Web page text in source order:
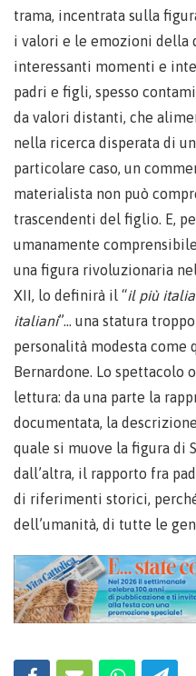
trama, incentrata sulla
i valori e le emozioni della
interessanti momenti e
padri e figli, spesso
da valori distanti, che
nella ricerca disperata di
particolare caso, un
materialista non può
trascendenti del figlio. E,
umanamente
una figura rivoluzionaria
XII, lo definirà il “il più
italiani”… una statura
personalità modesta come
Bernardone. Lo spettacolo
lettura: da una parte la
documentata, la
quale si muove la figura di
dall’altra, il rapporto fra
di riferimenti storici,
dell’umanità, di tutte le